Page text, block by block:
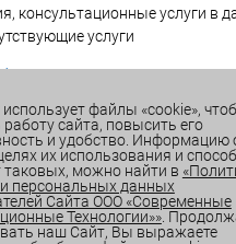
консультационные услуги в
услуги
Пн-Пт: с 9:00 до 18:00 Сб/
файлы «cookie»,
сайта, повысить его
и удобство. Информацию
их использования и
таковых, можно найти в
персональных данных
Сайта ООО «Современные
Технологии»».
наш Сайт, Вы выражаете